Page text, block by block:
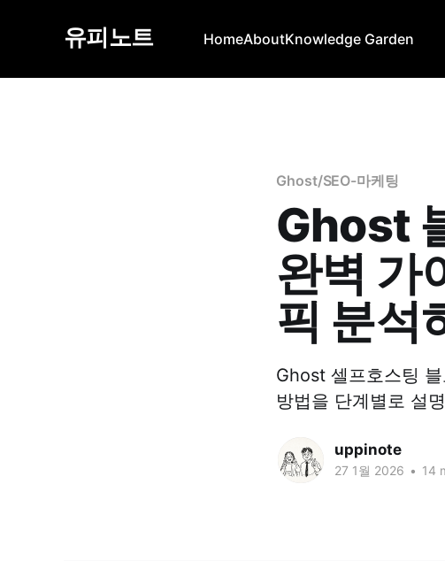
유피노트 HomeAboutKnowledge Garden
Ghost/SEO-마케팅
Ghost
완벽 가
픽 분석
Ghost 셀프호스팅
방법을 단계별로 설
uppinote
27 1월 2026 • 14